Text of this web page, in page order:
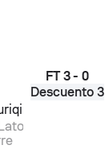
FT 3 - 0
Descuento 3